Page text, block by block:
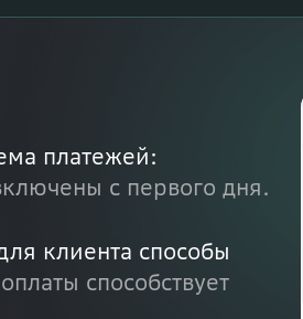
платежей:
с первого дня.
клиента способы
способствует